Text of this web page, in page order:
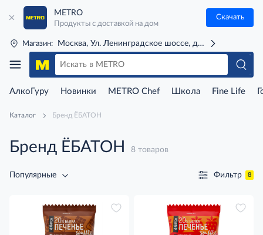
METRO
Продукты с доставкой на дом
Скачать
Магазин: Москва, Ул. Ленинградское шоссе, д. 71Г (м. Речной
АлкоГуру Новинки METRO Chef Школа Fine Life
Каталог Бренд ЁБАТОН
Бренд ЁБАТОН 8 товаров
Популярные Фильтр 8